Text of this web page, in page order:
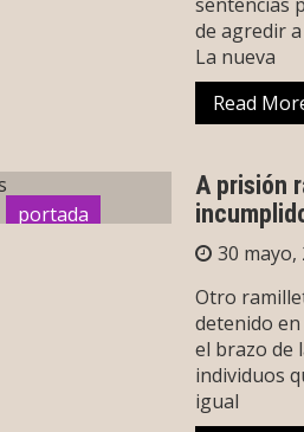
de agredir
La nueva
Read
portada
A prisión
30 mayo,
Otro
detenido
el brazo de
individuos
igual